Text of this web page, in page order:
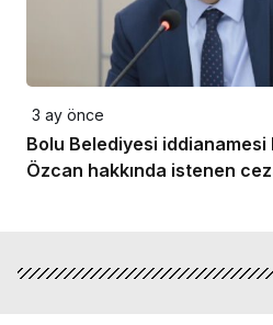
3 ay önce
Bolu Belediyesi iddianamesi
Özcan hakkında istenen